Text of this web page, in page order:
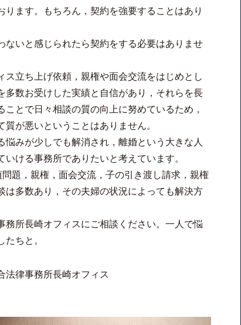
ります。もちろん，契約を強要することはあり
ないと感じられたら契約をする必要はありませ
ス立ち上げ依頼，親権や面会交流をはじめとし
多数お受けした実績と自信があり，それらを長
ことで日々相談の質の向上に努めているため，
が悪いということはありません。
悩みが少しでも解消され，離婚という大きな人
ける事務所でありたいと考えています。
題，親権，面会交流，子の引き渡し請求，親権
は多数あり，その夫婦の状況によっても解決方
務所長崎オフィスにご相談ください。一人で悩
たちと。
法律事務所長崎オフィス